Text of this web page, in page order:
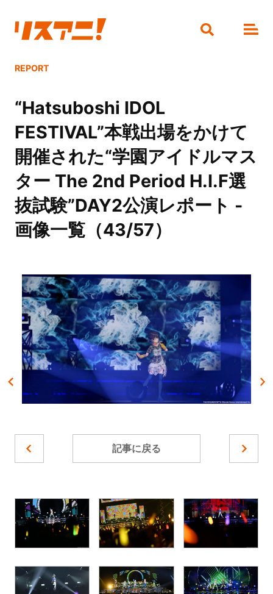
REPORT
“Hatsuboshi IDOL
FESTIVAL”本戦出場をかけて
開催された“学園アイドルマス
ター The 2nd Period H.I.F選
抜試験”DAY2公演レポート -
画像一覧（43/57）
記事に戻る